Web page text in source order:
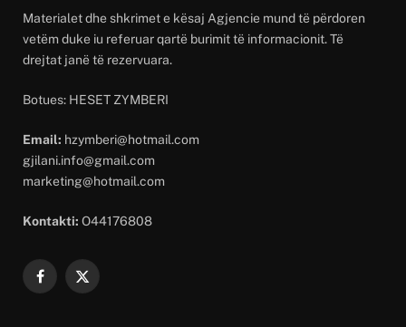
Materialet dhe shkrimet e kësaj Agjencie mund të përdoren
vetëm duke iu referuar qartë burimit të informacionit. Të
drejtat janë të rezervuara.
Botues: HESET ZYMBERI
Email: hzymberi@hotmail.com
gjilani.info@gmail.com
marketing@hotmail.com
Kontakti: O44176808
Facebook
X